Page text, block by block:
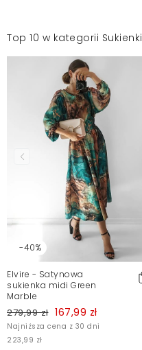
Top 10 w kategorii Sukienki
-40%
Elvire - Satynowa
sukienka midi Green
Marble
279,99 zł 167,99 zł
Najniższa cena z 30 dni
223,99 zł